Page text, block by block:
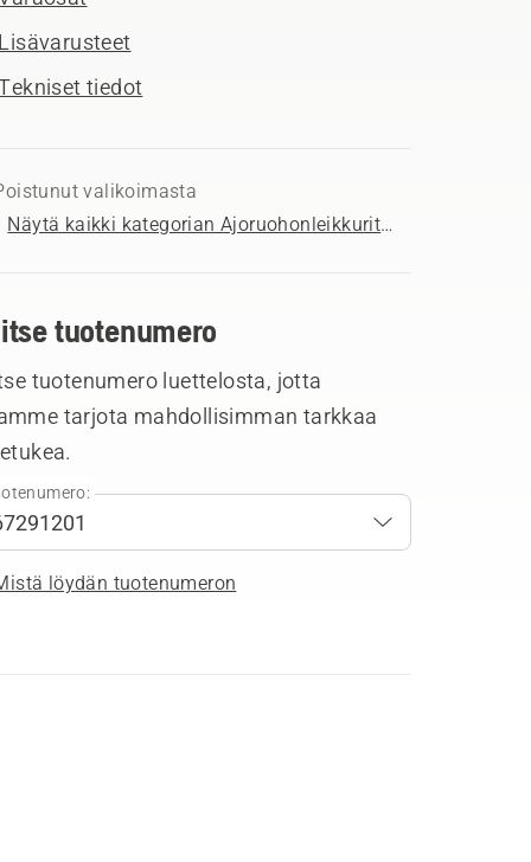
Lisävarusteet
tiedot
valikoimasta
Näytä kaikki kategorian Ajoruohonleikkurit myytävät tuotteet
tuotenumero
tuotenumero luettelosta, jotta
tarjota mahdollisimman tarkkaa
löydän tuotenumeron